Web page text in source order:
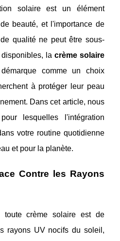
solaire est un élément
beauté, et l'importance de
qualité ne peut être sous-
la crème solaire
comme un choix
à protéger leur peau
Dans cet article, nous
lesquelles l'intégration
votre routine quotidienne
et pour la planète.
Contre les Rayons
toute crème solaire est de
rayons UV nocifs du soleil,